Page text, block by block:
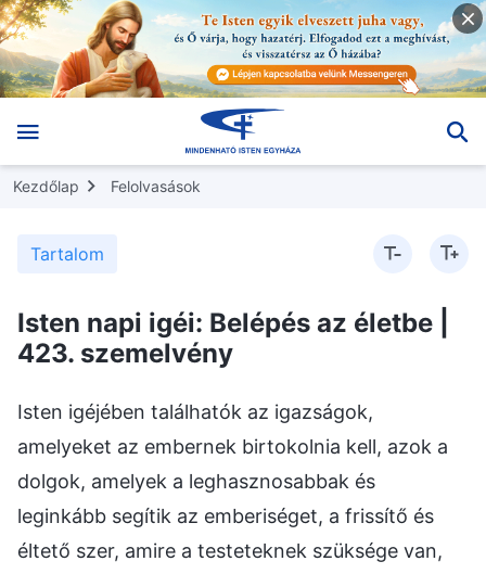
Kezdőlap Felolvasások
Tartalom
Isten napi igéi: Belépés az életbe |
423. szemelvény
Isten igéjében találhatók az igazságok,
amelyeket az embernek birtokolnia kell, azok a
dolgok, amelyek a leghasznosabbak és
leginkább segítik az emberiséget, a frissítő és
éltető szer, amire a testeteknek szüksége van,